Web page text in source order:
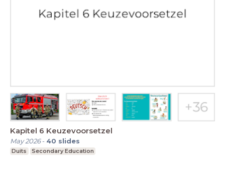
Kapitel 6 Keuzevoorsetzel
May 2026- 40 slides
Duits Secondary Education